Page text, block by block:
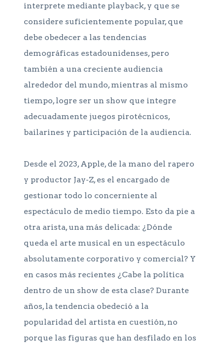
interprete mediante playback, y que se
considere suficientemente popular, que
debe obedecer a las tendencias
demográficas estadounidenses, pero
también a una creciente audiencia
alrededor del mundo, mientras al mismo
tiempo, logre ser un show que integre
adecuadamente juegos pirotécnicos,
bailarines y participación de la audiencia.
Desde el 2023, Apple, de la mano del rapero
y productor Jay-Z, es el encargado de
gestionar todo lo concerniente al
espectáculo de medio tiempo. Esto da pie a
otra arista, una más delicada: ¿Dónde
queda el arte musical en un espectáculo
absolutamente corporativo y comercial? Y
en casos más recientes ¿Cabe la política
dentro de un show de esta clase? Durante
años, la tendencia obedeció a la
popularidad del artista en cuestión, no
porque las figuras que han desfilado en los